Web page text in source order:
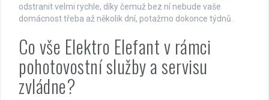
odstranit velmi rychle, díky čemuž bez ní nebude vaše
domácnost třeba až několik dní, potažmo dokonce týdnů.
Co vše Elektro Elefant v rámci
pohotovostní služby a servisu
zvládne?